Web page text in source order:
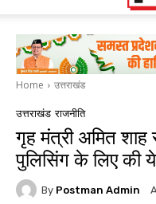
Home उत्तराखंड
उत्तराखंड राजनीति
गृह मंत्री अमित शाह
पुलिसिंग के लिए की
By Postman Admin